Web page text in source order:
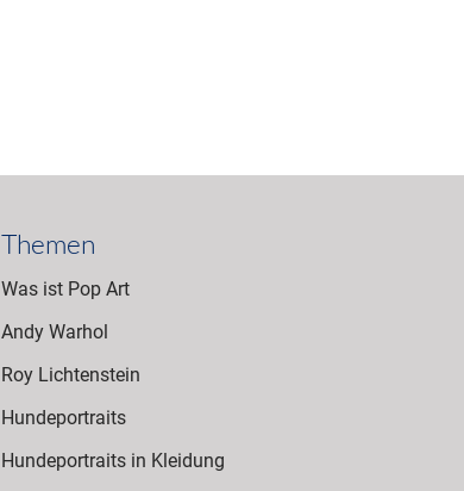
Themen
Was ist Pop Art
Andy Warhol
Roy Lichtenstein
Hundeportraits
Hundeportraits in Kleidung